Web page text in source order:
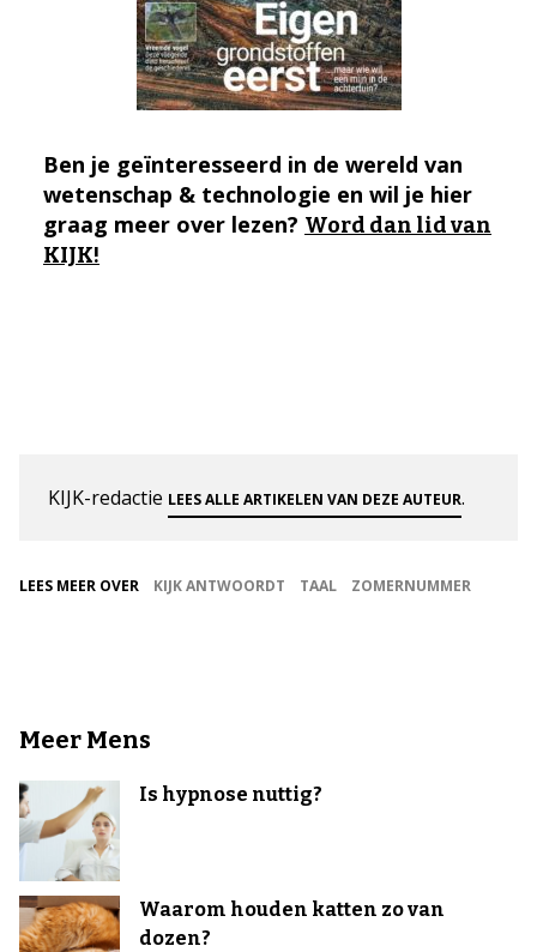
Ben je geïnteresseerd in de wereld van
wetenschap & technologie en wil je hier
graag meer over lezen? Word dan lid van
KIJK!
KIJK-redactie LEES ALLE ARTIKELEN VAN DEZE AUTEUR.
LEES MEER OVER KIJK ANTWOORDT TAAL ZOMERNUMMER
Meer Mens
Is hypnose nuttig?
Waarom houden katten zo van
dozen?